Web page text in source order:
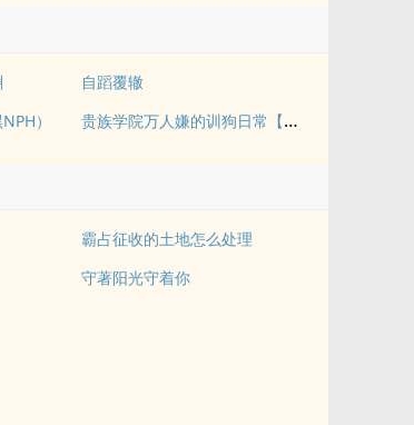
自蹈覆辙
） 贵族学院万人嫌的训狗日常【NP】
霸占征收的土地怎么处理
守著阳光守着你